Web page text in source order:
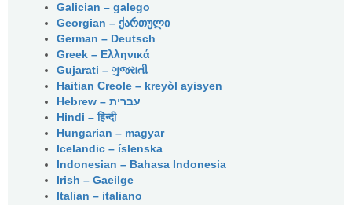
Galician – galego
Georgian – ქართული
German – Deutsch
Greek – Ελληνικά
Gujarati – ગુજરાતી
Haitian Creole – kreyòl ayisyen
Hindi – हिन्दी
Hungarian – magyar
Icelandic – íslenska
Indonesian – Bahasa Indonesia
Irish – Gaeilge
Italian – italiano